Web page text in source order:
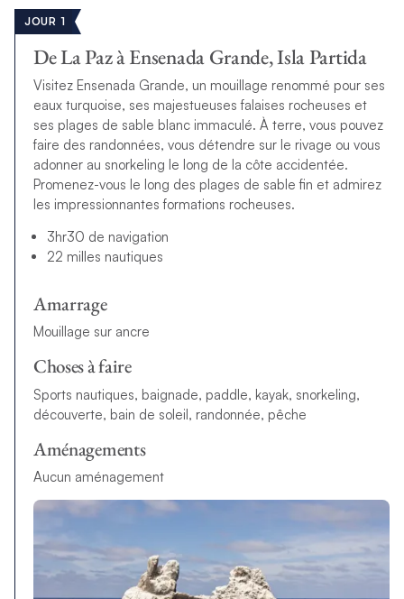
JOUR 1
De La Paz à Ensenada Grande, Isla Partida
Visitez Ensenada Grande, un mouillage renommé pour ses
eaux turquoise, ses majestueuses falaises rocheuses et
ses plages de sable blanc immaculé. À terre, vous pouvez
faire des randonnées, vous détendre sur le rivage ou vous
adonner au snorkeling le long de la côte accidentée.
Promenez-vous le long des plages de sable fin et admirez
les impressionnantes formations rocheuses.
3hr30 de navigation
22 milles nautiques
Amarrage
Mouillage sur ancre
Choses à faire
Sports nautiques, baignade, paddle, kayak, snorkeling,
découverte, bain de soleil, randonnée, pêche
Aménagements
Aucun aménagement